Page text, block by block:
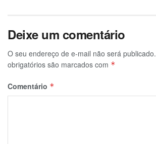
Deixe um comentário
O seu endereço de e-mail não será publicado.
obrigatórios são marcados com *
Comentário *